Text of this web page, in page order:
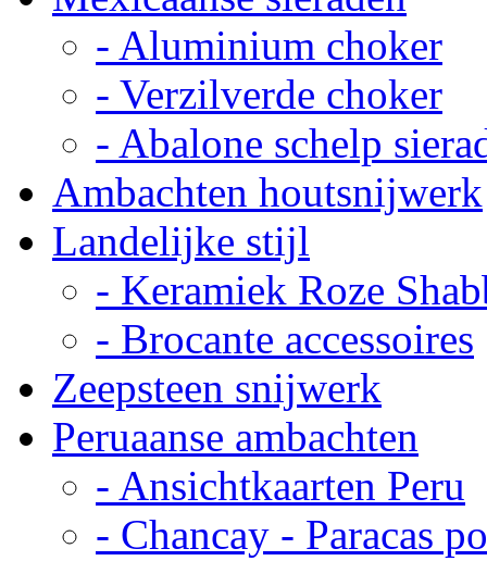
- Aluminium choker
- Verzilverde choker
- Abalone schelp
Ambachten houtsnijwerk
Landelijke stijl
- Keramiek Roze
- Brocante accessoires
Zeepsteen snijwerk
Peruaanse ambachten
- Ansichtkaarten Peru
- Chancay - Paracas